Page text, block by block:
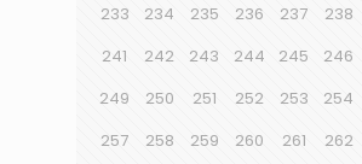
233
234 235 236 237 238
241
242 243 244 245 246
249
250 251 252 253 254
257
258 259 260 261 262